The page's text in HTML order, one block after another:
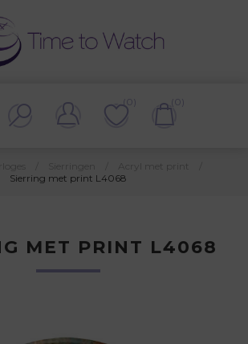
(0) (0)
Sierring met print L4068
MET PRINT L4068